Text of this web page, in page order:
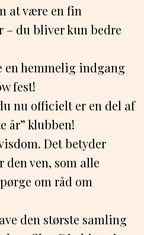
at være en fin
du bliver kun bedre
en hemmelig indgang
fest!
nu officielt er en del af
år” klubben!
Det betyder
den ven, som alle
om råd om
den største samling